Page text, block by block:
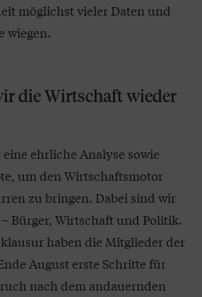
möglichst vieler Daten und
wiegen.
die Wirtschaft wieder
ehrliche Analyse sowie
um den Wirtschaftsmotor
zu bringen. Dabei sind wir
Bürger, Wirtschaft und Politik.
haben die Mitglieder der
August erste Schritte für
nach dem andauernden